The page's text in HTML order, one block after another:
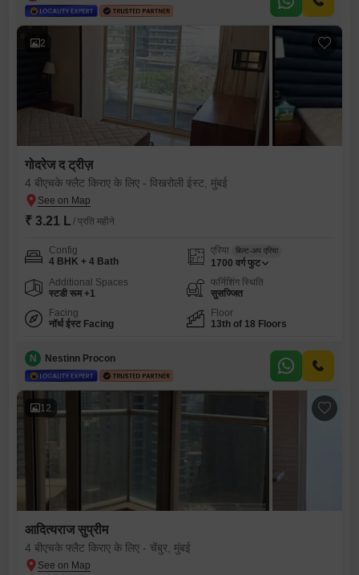
2
गोदरेज द ट्रीज़
4 बीएचके फ्लैट किराए के लिए - विखरोली ईस्ट, मुंबई
₹ 3.21 L / प्रति महीने
Config
4 BHK + 4 Bath
एरिया बिल्ट-अप एरिया
1700 वर्ग फुट
Additional Spaces
स्टडी रूम +1
फर्निशिंग स्थिति
सुसज्जित
Facing
नॉर्थ ईस्ट Facing
Floor
13th of 18 Floors
N Nestinn Procon
12
आदित्यराज सुप्रीम
4 बीएचके फ्लैट किराए के लिए - चेंबुर, मुंबई